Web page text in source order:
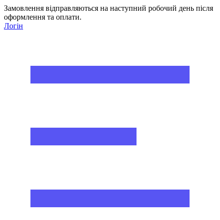
Замовлення відправляються на наступний робочий день після
оформлення та оплати.
Логін